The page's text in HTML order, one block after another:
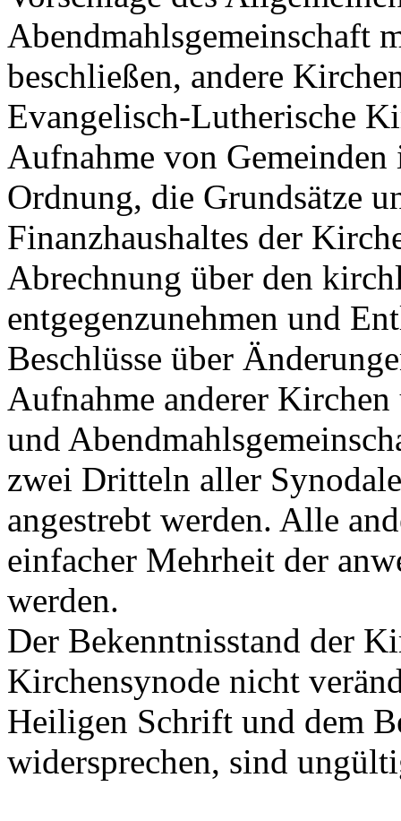
Abendmahlsgemeinschaft
beschließen, andere
Evangelisch-Lutherische
Aufnahme von
Ordnung, die Grundsätze
Finanzhaushaltes der
Abrechnung über den
entgegenzunehmen und
Beschlüsse über
Aufnahme anderer
und
zwei Dritteln aller
angestrebt werden. Alle
einfacher Mehrheit der
werden.
Der Bekenntnisstand der
Kirchensynode nicht
Heiligen Schrift und dem
widersprechen, sind